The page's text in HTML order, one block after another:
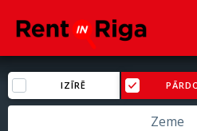
IZĪRĒ
Zeme